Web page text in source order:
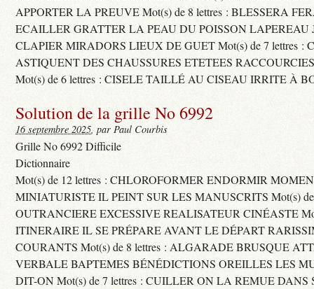
APPORTER LA PREUVE Mot(s) de 8 lettres : BLESSERA
ECAILLER GRATTER LA PEAU DU POISSON LAPEREAU
CLAPIER MIRADORS LIEUX DE GUET Mot(s) de 7 lettres :
ASTIQUENT DES CHAUSSURES ETETEES
Mot(s) de 6 lettres : CISELE TAILLÉ AU CISEAU IRRITE À
Solution de la grille No 6992
16 septembre 2025, par Paul Courbis
Grille No 6992 Difficile
Dictionnaire
Mot(s) de 12 lettres : CHLOROFORMER ENDORMIR
MINIATURISTE IL PEINT SUR LES MANUSCRITS Mot(s) de
OUTRANCIERE EXCESSIVE REALISATEUR CINÉASTE
ITINERAIRE IL SE PRÉPARE AVANT LE DÉPART
COURANTS Mot(s) de 8 lettres : ALGARADE BRUSQUE
VERBALE BAPTEMES BÉNÉDICTIONS OREILLES LES
DIT-ON Mot(s) de 7 lettres : CUILLER ON LA REMUE DANS